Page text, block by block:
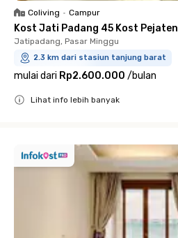
Coliving • Campur
Kost Jati Padang 45 Kost Pejaten
Jatipadang, Pasar Minggu
2.3 km dari stasiun tanjung barat
mulai dari Rp2.600.000 /bulan
Lihat info lebih banyak